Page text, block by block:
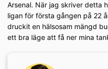
Arsenal. När jag skriver detta
ligan för första gången på 22
druckit en hälsosam mängd
ett bra läge att få ner mina